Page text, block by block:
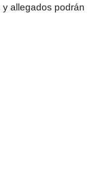
y allegados podrán